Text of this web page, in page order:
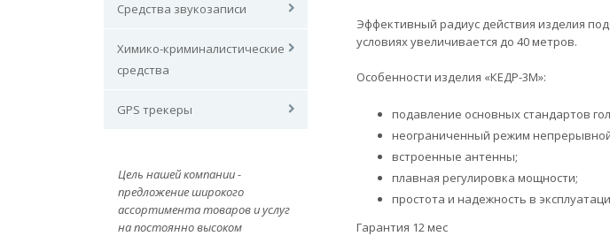
Средства звукозаписи
Химико-криминалистические
средства
GPS трекеры
Цель нашей компании -
предложение широкого
ассортимента товаров и услуг
на постоянно высоком
Эффективный радиус действия изделия
условиях увеличивается до 40 метров.
Особенности изделия «КЕДР-3М»:
подавление основных стандартов
неограниченный режим
встроенные антенны;
плавная регулировка мощности;
простота и надежность в
Гарантия 12 мес